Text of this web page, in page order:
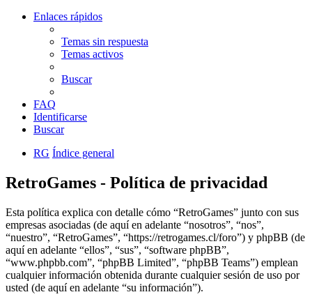
Enlaces rápidos
Temas sin respuesta
Temas activos
Buscar
FAQ
Identificarse
Buscar
RG Índice general
RetroGames - Política de privacidad
Esta política explica con detalle cómo “RetroGames” junto con sus
empresas asociadas (de aquí en adelante “nosotros”, “nos”,
“nuestro”, “RetroGames”, “https://retrogames.cl/foro”) y phpBB (de
aquí en adelante “ellos”, “sus”, “software phpBB”,
“www.phpbb.com”, “phpBB Limited”, “phpBB Teams”) emplean
cualquier información obtenida durante cualquier sesión de uso por
usted (de aquí en adelante “su información”).